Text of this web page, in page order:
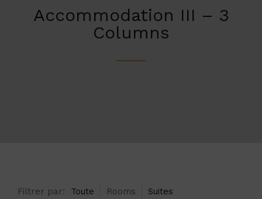
Accommodation III – 3
Columns
Filtrer par: Toute Rooms Suites